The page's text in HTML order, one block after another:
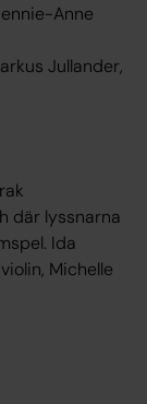
Anne
Jullander,
där lyssnarna
Ida
Michelle